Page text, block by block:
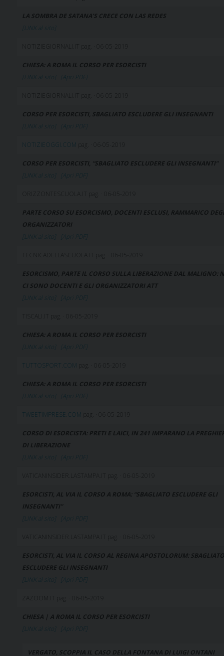
LA SOMBRA DE SATANA’S CRECE CON LAS REDES
[LINK al sito]
NOTIZIEGIORNALI.IT pag. · 06-05-2019
CHIESA: A ROMA IL CORSO PER ESORCISTI
[LINK al sito]
[Apri PDF]
NOTIZIEGIORNALI.IT pag. · 06-05-2019
CORSO PER ESORCISTI, SBAGLIATO ESCLUDERE GLI INSEGNANTI
[LINK al sito]
[Apri PDF]
NOTIZIEOGGI.COM pag. · 06-05-2019
CORSO PER ESORCISTI, “SBAGLIATO ESCLUDERE GLI INSEGNANTI”
[LINK al sito]
[Apri PDF]
ORIZZONTESCUOLA.IT pag. · 06-05-2019
PARTE CORSO SU ESORCISMO, DOCENTI ESCLUSI, RAMMARICO
ORGANIZZATORI
[LINK al sito]
[Apri PDF]
TECNICADELLASCUOLA.IT pag. · 06-05-2019
ESORCISMO, PARTE IL CORSO SULLA LIBERAZIONE DAL MALIGNO:
CI SONO DOCENTI E GLI ORGANIZZATORI ATT
[LINK al sito]
[Apri PDF]
TISCALI.IT pag. · 06-05-2019
CHIESA: A ROMA IL CORSO PER ESORCISTI
[LINK al sito]
[Apri PDF]
TUTTOSPORT.COM pag. · 06-05-2019
CHIESA: A ROMA IL CORSO PER ESORCISTI
[LINK al sito]
[Apri PDF]
TWEETIMPRESE.COM pag. · 06-05-2019
CORSO DI ESORCISTA: PRETI E LAICI, IN 241 IMPARANO LA
DI LIBERAZIONE
[LINK al sito]
[Apri PDF]
VATICANINSIDER.LASTAMPA.IT pag. · 06-05-2019
ESORCISTI, AL VIA IL CORSO A ROMA: “SBAGLIATO ESCLUDERE GLI
INSEGNANTI”
[LINK al sito]
[Apri PDF]
VATICANINSIDER.LASTAMPA.IT pag. · 06-05-2019
ESORCISTI, AL VIA IL CORSO AL REGINA APOSTOLORUM: SBAGLIATO
ESCLUDERE GLI INSEGNANTI
[LINK al sito]
[Apri PDF]
ZAZOOM.IT pag. · 06-05-2019
CHIESA | A ROMA IL CORSO PER ESORCISTI
[LINK al sito]
[Apri PDF]
VERGATO, SCOPPIA IL CASO DELLA FONTANA DI LUIGI ONTANI